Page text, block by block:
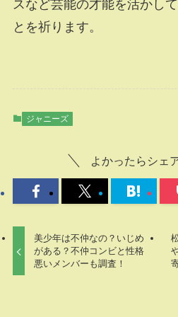
スなど芸能の才能を活かし
とを祈ります。
ジャニーズ
よかったらシェ
美少年は不仲なの？いじめ
がある？不仲コンビと性格
悪いメンバーも調査！